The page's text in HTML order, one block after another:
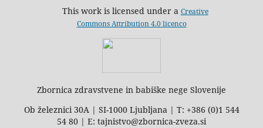
This work is licensed under a Creative
Commons Attribution 4.0 licenco
Zbornica zdravstvene in babiške nege Slovenije
Ob železnici 30A | SI-1000 Ljubljana | T: +386 (0)1 544
54 80 | E: tajnistvo@zbornica-zveza.si